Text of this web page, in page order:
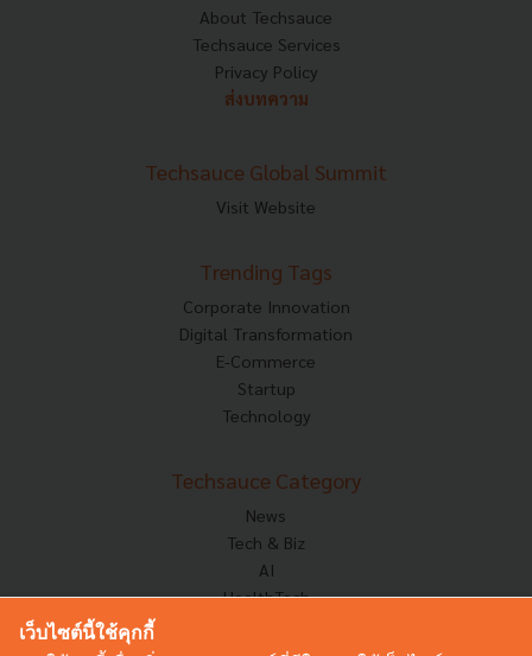
About Techsauce
Techsauce Services
Privacy Policy
ส่งบทความ
Techsauce Global Summit
Visit Website
Trending Tags
Corporate Innovation
Digital Transformation
E-Commerce
Startup
Technology
Techsauce Category
News
Tech & Biz
AI
HealthTech
Corp Innov
เว็บไซต์นี้ใช้คุกกี้